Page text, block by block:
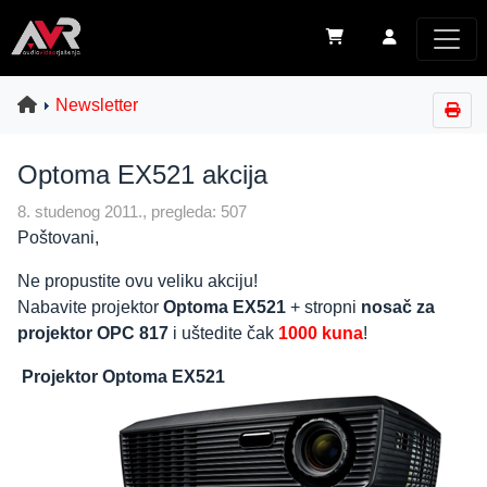
Newsletter
Optoma EX521 akcija
8. studenog 2011., pregleda: 507
Poštovani,
Ne propustite ovu veliku akciju!
Nabavite projektor Optoma EX521 + stropni nosač za
projektor OPC 817 i uštedite čak 1000 kuna!
Projektor Optoma EX521